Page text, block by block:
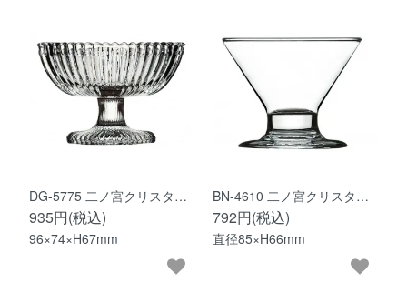
DG-5775 二ノ宮クリスタ…
935円(税込)
96×74×H67mm
BN-4610 二ノ宮クリスタ…
792円(税込)
直径85×H66mm